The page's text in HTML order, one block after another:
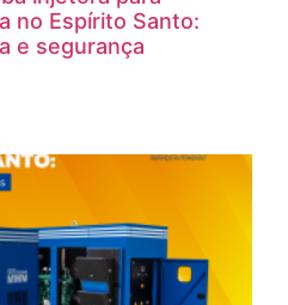
no Espírito Santo:
e segurança